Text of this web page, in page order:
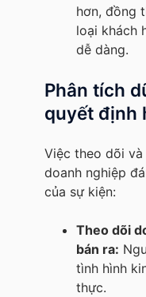
hơn, đồng
loại khách
dễ dàng.
Phân tích
quyết định
Việc theo dõi
doanh nghiệp
của sự kiện:
Theo dõi
bán ra:
tình hình
thực.